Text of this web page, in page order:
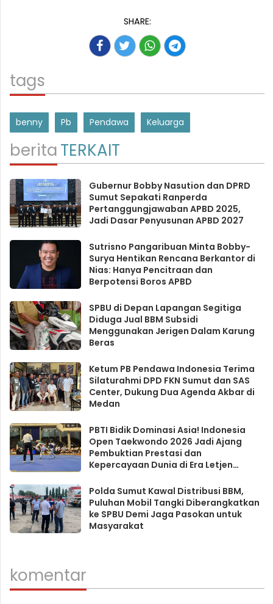
SHARE:
tags
benny Pb Pendawa Keluarga
beritaTERKAIT
Gubernur Bobby Nasution dan DPRD
Sumut Sepakati Ranperda
Pertanggungjawaban APBD 2025,
Jadi Dasar Penyusunan APBD 2027
Sutrisno Pangaribuan Minta Bobby-
Surya Hentikan Rencana Berkantor di
Nias: Hanya Pencitraan dan
Berpotensi Boros APBD
SPBU di Depan Lapangan Segitiga
Diduga Jual BBM Subsidi
Menggunakan Jerigen Dalam Karung
Beras
Ketum PB Pendawa Indonesia Terima
Silaturahmi DPD FKN Sumut dan SAS
Center, Dukung Dua Agenda Akbar di
Medan
PBTI Bidik Dominasi Asia! Indonesia
Open Taekwondo 2026 Jadi Ajang
Pembuktian Prestasi dan
Kepercayaan Dunia di Era Letjen
Polda Sumut Kawal Distribusi BBM,
Puluhan Mobil Tangki Diberangkatkan
ke SPBU Demi Jaga Pasokan untuk
Masyarakat
komentar